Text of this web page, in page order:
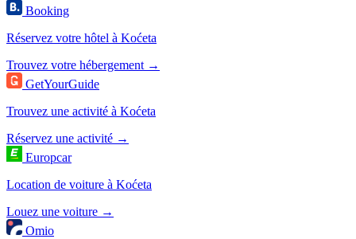
Booking
Réservez votre hôtel à Koćeta
Trouvez votre hébergement →
GetYourGuide
Trouvez une activité à Koćeta
Réservez une activité →
Europcar
Location de voiture à Koćeta
Louez une voiture →
Omio